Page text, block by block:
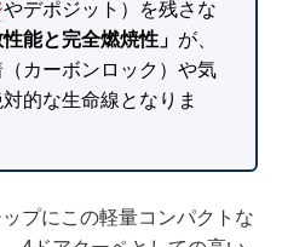
やデポジット）を残さな
能と完全燃焼性」 が、
カーボンロック）や気
的な生命線となりま
プにこの軽量コンパクトな